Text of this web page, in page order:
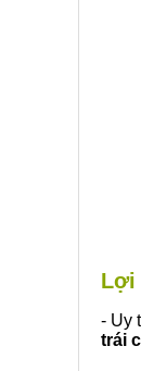
Lợi
- Uy
trái